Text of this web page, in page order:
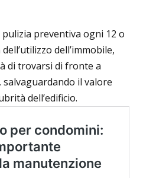
preventiva ogni 12 o
dell’immobile,
di trovarsi di fronte a
il valore
dell’edificio.